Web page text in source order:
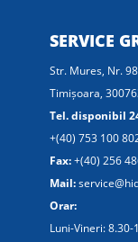
SERVICE
Str. Mures, Nr. 98
Timișoara,
Tel. disponibil
+(40) 753 100
Fax:+(40) 256
Mail:
Orar:
Luni-Vineri: 8.30-